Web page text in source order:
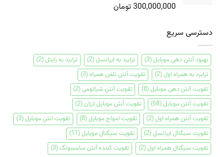
300,000,000 تومان
دسترسی سریع
بهبود آنتن دهی موبایل(3) ترابرد به ایرانسل(2) ترابرد به رایتل(2)
ترابرد به همراه اول(2) تقویت آنتن تلفن همراه(3)
تقویت آنتن دهی موبایل(8) تقویت آنتن شیائومی(2)
تقویت آنتن موبایل(68) تقویت آنتن موبایل ارزان(2)
تقویت آنتن همراه اول(2) تقویت امواج موبایل(8) تقویت انتن موبایل(3)
تقویت سیگنال ایرانسل(2) تقویت سیگنال موبایل(11)
تقویت سیگنال همراه اول(2) تقویت کننده آنتن سامسونگ(3)